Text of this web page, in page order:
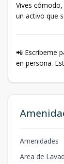
Vives
un activo que
📲 Escríbeme
en persona.
Amenidades
Area de